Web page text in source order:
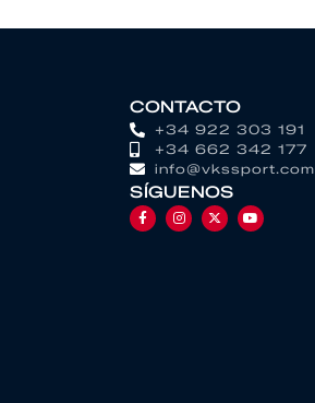
CONTACTO
+34 922 303 191
+34 662 342 177
info@vkssport.com
SÍGUENOS